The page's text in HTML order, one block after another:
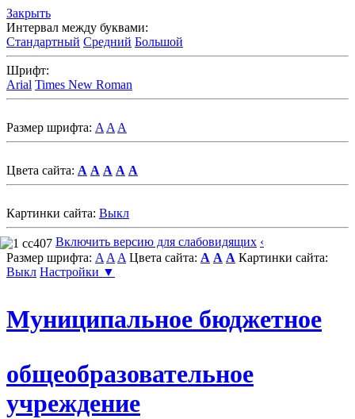
Закрыть
Интервал между буквами:
Стандартный Средний Большой
Шрифт:
Arial Times New Roman
Размер шрифта: A A A
Цвета сайта: A A A A A
Картинки сайта: Выкл
Включить версию для слабовидящих ‹
Размер шрифта: A A A Цвета сайта: A A A Картинки сайта:
Выкл Настройки ▼
Муниципальное бюджетное
общеобразовательное
учреждение